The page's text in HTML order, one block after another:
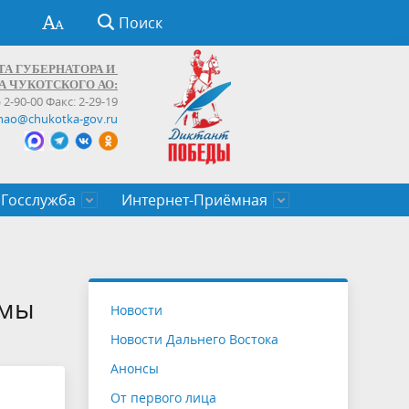
Поиск
ГУБЕРНАТОРА И
ЧУКОТСКОГО АО:
2-90-00 Факс: 2-29-19
gov.ru
Госслужба
служащих Чукотского автономного
Интернет-Приёмная
Новости
Новости Дальнего Востока
Анонсы
От первого лица